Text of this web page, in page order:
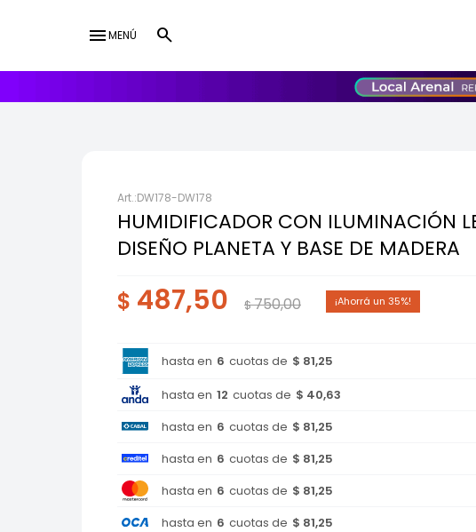
menuMENÚ
DW178-DW178
HUMIDIFICADOR CON ILUMINACIÓN
DISEÑO PLANETA Y BASE DE MADERA
$ 487,50 $750,00 35
hasta en 6 cuotas de $ 81,25
hasta en 12 cuotas de $ 40,63
hasta en 6 cuotas de $ 81,25
hasta en 6 cuotas de $ 81,25
hasta en 6 cuotas de $ 81,25
hasta en 6 cuotas de $ 81,25